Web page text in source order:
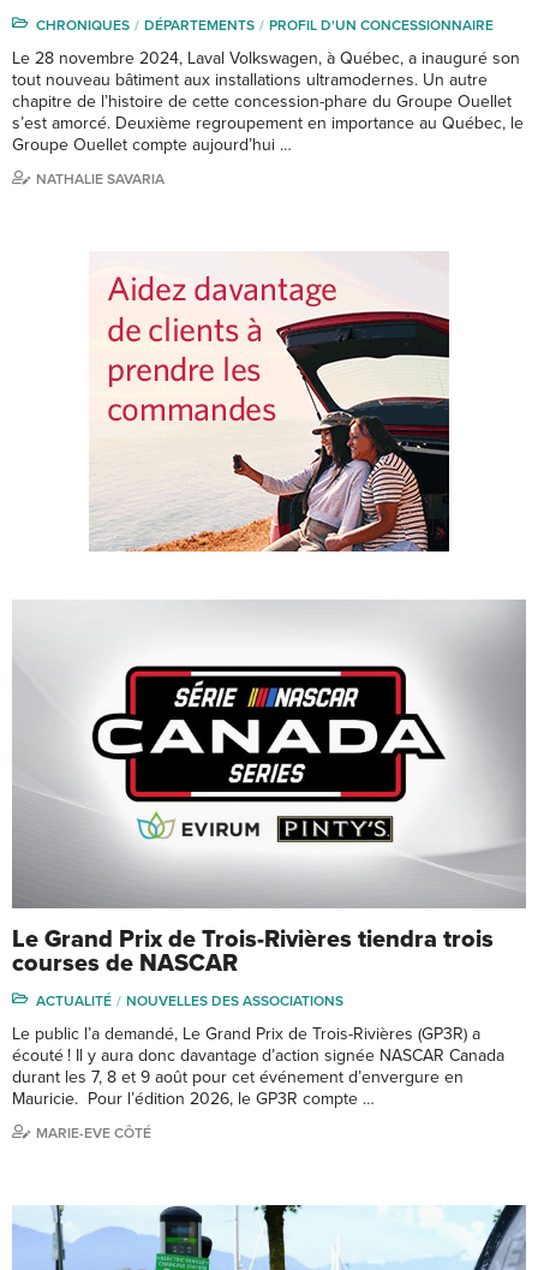
CHRONIQUES DÉPARTEMENTS PROFIL D'UN CONCESSIONNAIRE
Le 28 novembre 2024, Laval Volkswagen, à Québec, a inauguré son
tout nouveau bâtiment aux installations ultramodernes. Un autre
chapitre de l’histoire de cette concession-phare du Groupe Ouellet
s’est amorcé. Deuxième regroupement en importance au Québec, le
Groupe Ouellet compte aujourd’hui …
NATHALIE SAVARIA
Le Grand Prix de Trois-Rivières tiendra trois
courses de NASCAR
ACTUALITÉ NOUVELLES DES ASSOCIATIONS
Le public l’a demandé, Le Grand Prix de Trois-Rivières (GP3R) a
écouté ! Il y aura donc davantage d’action signée NASCAR Canada
durant les 7, 8 et 9 août pour cet événement d’envergure en
Mauricie. Pour l’édition 2026, le GP3R compte …
MARIE-EVE CÔTÉ